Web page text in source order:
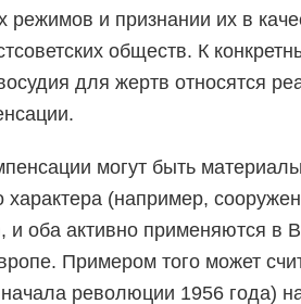
режимов и признании их в
обществ. К
для жертв относятся
могут быть
характера (например,
оба активно применяются в
Примером того может
революции 1956 года)